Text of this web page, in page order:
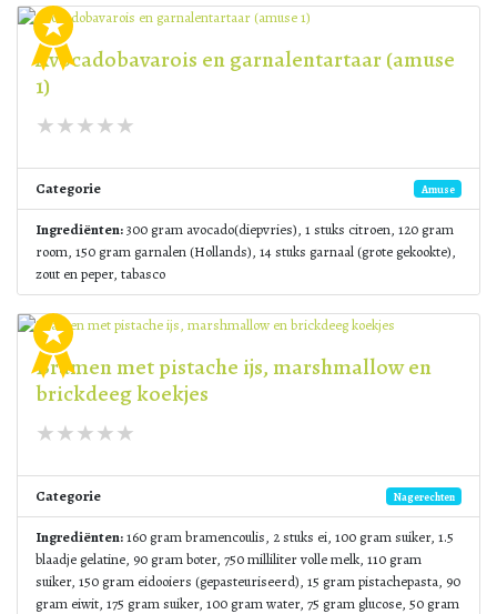
Avocadobavarois en garnalentartaar (amuse
1)
Categorie Amuse
Ingrediënten:300 gram avocado(diepvries), 1 stuks citroen, 120 gram
room, 150 gram garnalen (Hollands), 14 stuks garnaal (grote gekookte),
zout en peper, tabasco
Bramen met pistache ijs, marshmallow en
brickdeeg koekjes
Categorie Nagerechten
Ingrediënten:160 gram bramencoulis, 2 stuks ei, 100 gram suiker, 1.5
blaadje gelatine, 90 gram boter, 750 milliliter volle melk, 110 gram
suiker, 150 gram eidooiers (gepasteuriseerd), 15 gram pistachepasta, 90
gram eiwit, 175 gram suiker, 100 gram water, 75 gram glucose, 50 gram